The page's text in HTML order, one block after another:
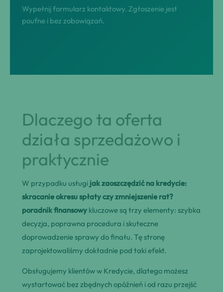
Wypełnij formularz kontaktowy. Zgłoszenie jest
poufne i bez zobowiązań.
Dlaczego ta oferta
działa sprzedażowo i
praktycznie
W przypadku usługi jak zaoszczędzić na kredycie:
skracanie okresu spłaty czy zmniejszenie rat?
poradnik finansowy kluczowe są trzy elementy: szybka
decyzja, poprawna procedura i skuteczne
doprowadzenie sprawy do finału. Tę stronę
zaprojektowaliśmy dokładnie pod taki efekt.
Obsługujemy klientów w Kredycie, dlatego możesz
wystartować bez zbędnych opóźnień i od razu przejść